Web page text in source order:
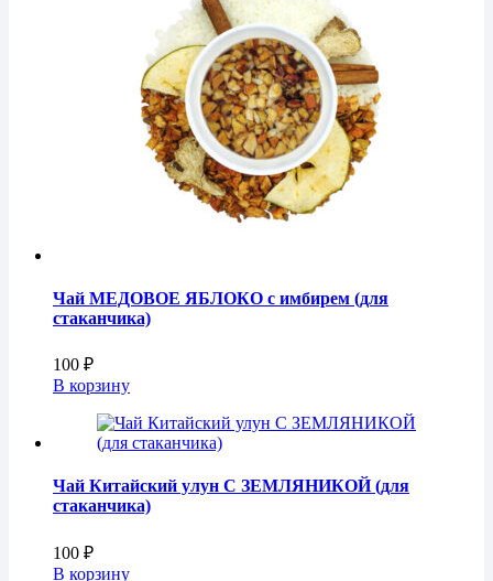
Чай МЕДОВОЕ ЯБЛОКО с имбирем (для
стаканчика)
100 ₽
В корзину
Чай Китайский улун С ЗЕМЛЯНИКОЙ (для
стаканчика)
100 ₽
В корзину